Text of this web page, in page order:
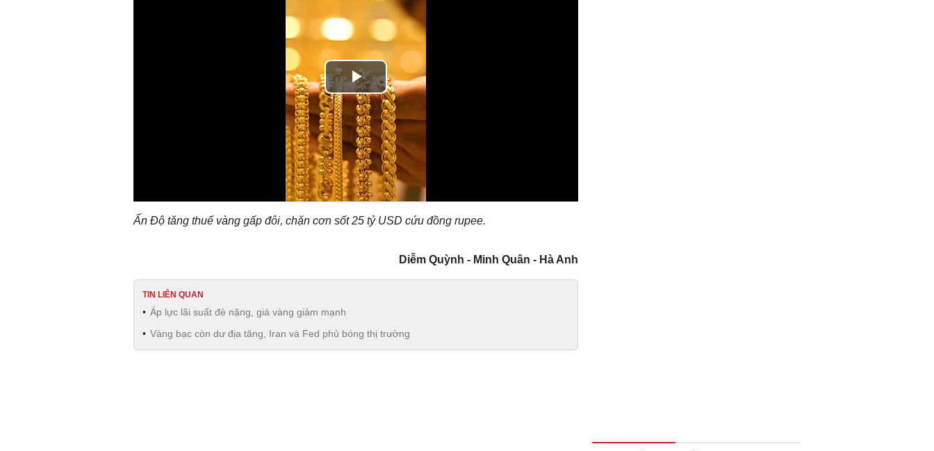
Play
Video
Ấn Độ tăng thuế vàng gấp đôi, chặn cơn sốt 25 tỷ USD cứu đồng rupee.
Diễm Quỳnh - Minh Quân - Hà Anh
TIN LIÊN QUAN
Áp lực lãi suất đè nặng, giá vàng giảm mạnh
Vàng bạc còn dư địa tăng, Iran và Fed phủ bóng thị trường